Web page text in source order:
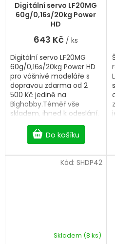
Digitální servo LF20MG
60g/0,16s/20kg Power
HD
643 Kč / ks
Do košíku
Digitální servo LF20MG
60g/0,16s/20kg Power HD
pro vášnivé modeláře s
dopravou zdarma od 2
500 Kč jedině na
Bighobby.Téměř vše
skladem, ihned k odeslání.
Skladem (8 ks)
Kód: SHDP42